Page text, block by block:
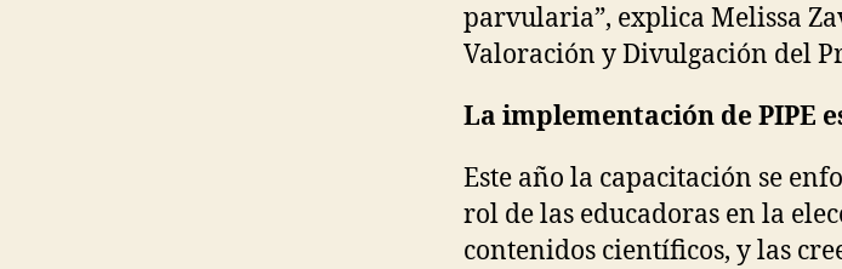
parvularia”, explica Melissa
Valoración y Divulgación del
La implementación de PIPE
Este año la capacitación se
rol de las educadoras en la
contenidos científicos, y las